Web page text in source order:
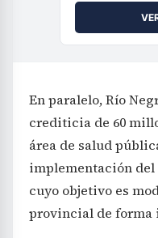
En paralelo, Río
crediticia de 60
área de salud
implementación del
cuyo objetivo es
provincial de forma